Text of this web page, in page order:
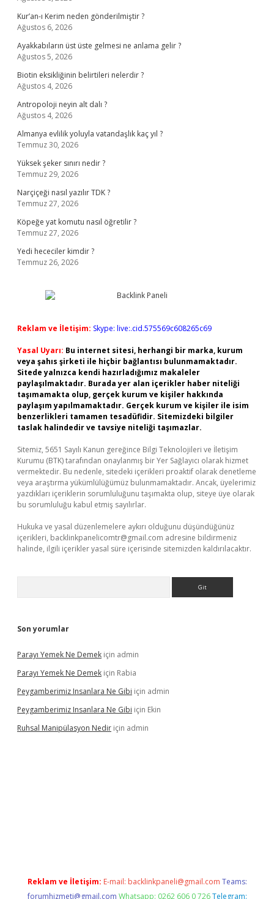
Kur’an-ı Kerim neden gönderilmiştir ?
Ağustos 6, 2026
Ayakkabıların üst üste gelmesi ne anlama gelir ?
Ağustos 5, 2026
Biotin eksikliğinin belirtileri nelerdir ?
Ağustos 4, 2026
Antropoloji neyin alt dalı ?
Ağustos 4, 2026
Almanya evlilik yoluyla vatandaşlık kaç yıl ?
Temmuz 30, 2026
Yüksek şeker sınırı nedir ?
Temmuz 29, 2026
Narçiçeği nasıl yazılır TDK ?
Temmuz 27, 2026
Köpeğe yat komutu nasıl öğretilir ?
Temmuz 27, 2026
Yedi hececiler kimdir ?
Temmuz 26, 2026
Reklam ve İletişim: Skype: live:.cid.575569c608265c69
Yasal Uyarı: Bu internet sitesi, herhangi bir marka, kurum
veya şahıs şirketi ile hiçbir bağlantısı bulunmamaktadır.
Sitede yalnızca kendi hazırladığımız makaleler
paylaşılmaktadır. Burada yer alan içerikler haber niteliği
taşımamakta olup, gerçek kurum ve kişiler hakkında
paylaşım yapılmamaktadır. Gerçek kurum ve kişiler ile isim
benzerlikleri tamamen tesadüfidir. Sitemizdeki bilgiler
taslak halindedir ve tavsiye niteliği taşımazlar.
Sitemiz, 5651 Sayılı Kanun gereğince Bilgi Teknolojileri ve İletişim
Kurumu (BTK) tarafından onaylanmış bir Yer Sağlayıcı olarak hizmet
vermektedir. Bu nedenle, sitedeki içerikleri proaktif olarak denetleme
veya araştırma yükümlülüğümüz bulunmamaktadır. Ancak, üyelerimiz
yazdıkları içeriklerin sorumluluğunu taşımakta olup, siteye üye olarak
bu sorumluluğu kabul etmiş sayılırlar.
Hukuka ve yasal düzenlemelere aykırı olduğunu düşündüğünüz
içerikleri, backlinkpanelicomtr@gmail.com adresine bildirmeniz
halinde, ilgili içerikler yasal süre içerisinde sitemizden kaldırılacaktır.
Son yorumlar
Parayı Yemek Ne Demek için admin
Parayı Yemek Ne Demek için Rabia
Peygamberimiz Insanlara Ne Gibi için admin
Peygamberimiz Insanlara Ne Gibi için Ekin
Ruhsal Manipülasyon Nedir için admin
Reklam ve İletişim: E-mail: backlinkpaneli@gmail.com Teams:
forumhizmeti@gmail.com Whatsapp: 0262 606 0 726 Telegram: